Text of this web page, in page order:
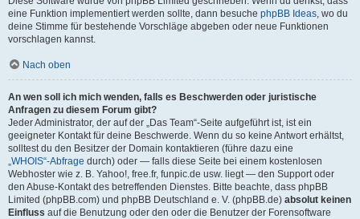
eine Funktion implementiert werden sollte, dann besuche phpBB Ideas, wo du
deine Stimme für bestehende Vorschläge abgeben oder neue Funktionen
vorschlagen kannst.
Nach oben
An wen soll ich mich wenden, falls es Beschwerden oder juristische
Anfragen zu diesem Forum gibt?
Jeder Administrator, der auf der „Das Team“-Seite aufgeführt ist, ist ein
geeigneter Kontakt für deine Beschwerde. Wenn du so keine Antwort erhältst,
solltest du den Besitzer der Domain kontaktieren (führe dazu eine
„WHOIS“-Abfrage durch) oder — falls diese Seite bei einem kostenlosen
Webhoster wie z. B. Yahoo!, free.fr, funpic.de usw. liegt — den Support oder
den Abuse-Kontakt des betreffenden Dienstes. Bitte beachte, dass phpBB
Limited (phpBB.com) und phpBB Deutschland e. V. (phpBB.de) absolut keinen
Einfluss auf die Benutzung oder den oder die Benutzer der Forensoftware